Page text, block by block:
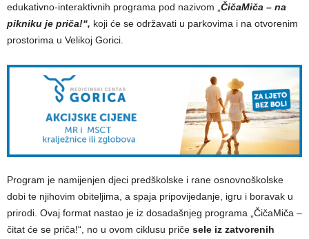
edukativno-interaktivnih programa pod nazivom „ ČičaMiča – na
pikniku je priča!“, koji će se održavati u parkovima i na otvorenim
prostorima u Velikoj Gorici.
Program je namijenjen djeci predškolske i rane osnovnoškolske
dobi te njihovim obiteljima, a spaja pripovijedanje, igru i boravak u
prirodi. Ovaj format nastao je iz dosadašnjeg programa „ČičaMiča –
čitat će se priča!“, no u ovom ciklusu priče sele iz zatvorenih